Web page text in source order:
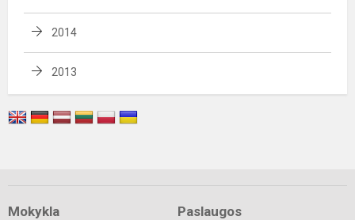
2014
2013
Mokykla Paslaugos